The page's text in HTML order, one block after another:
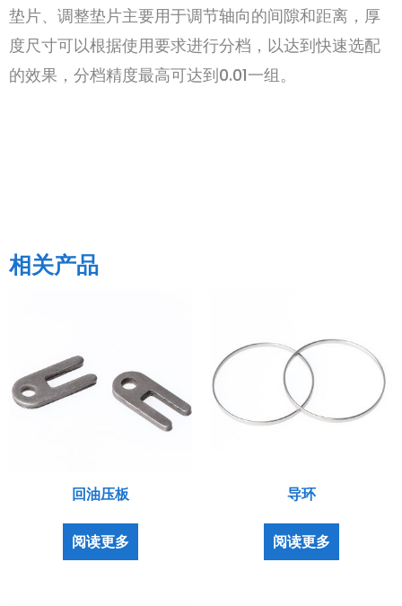
垫片、调整垫片主要用于调节轴向的间隙和距离，厚
度尺寸可以根据使用要求进行分档，以达到快速选配
的效果，分档精度最高可达到0.01一组。
相关产品
回油压板
阅读更多
导环
阅读更多